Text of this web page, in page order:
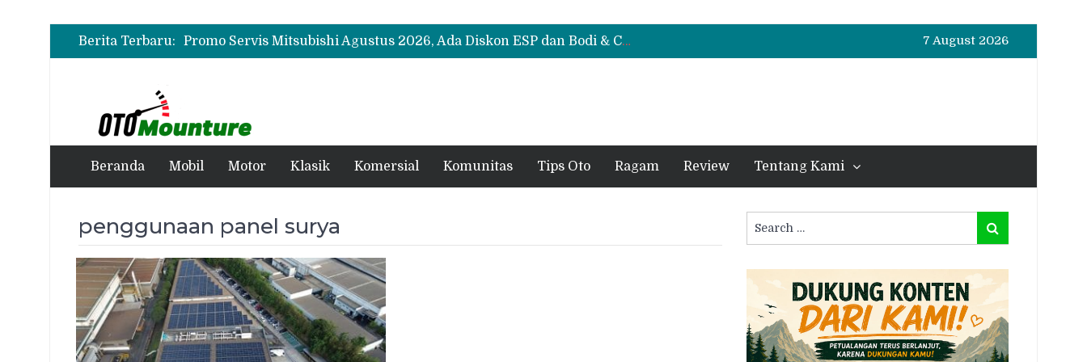
Berita Terbaru:
Bukan Cuma Layar 14,6 Inci, Ini Fitur Pintar Changan Nevo Q05 yang Dibanderol Rp309 Juta
Promo Servis Mitsubishi Agustus 2026, Ada Diskon ESP dan Bodi & Cat Kilau Merdeka
Suzuki XL7 Terbaru Jadi Favorit Test Drive di GIIAS 2026, Ini Fitur yang Paling Dipuji
7 August 2026
Beranda Mobil Motor Klasik Komersial Komunitas Tips Oto Ragam Review Tentang Kami
penggunaan panel surya
for:
Search